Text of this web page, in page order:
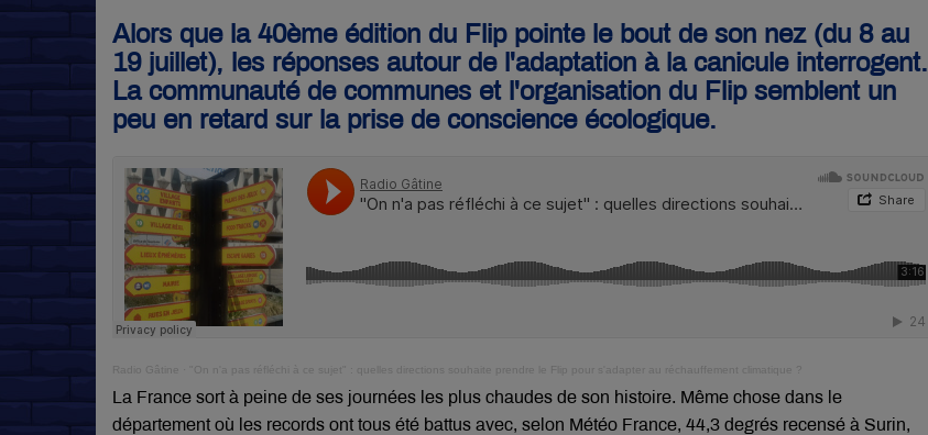
Alors que la 40ème édition du Flip pointe le bout de son nez (du 8 au
19 juillet), les réponses autour de l'adaptation à la canicule interrogent.
La communauté de communes et l'organisation du Flip semblent un
peu en retard sur la prise de conscience écologique.
Radio Gâtine "On n'a pas réfléchi à ce sujet" : quelles directions souhaite prendre le Flip pour s'adapter au réchauffement climatique ?
La France sort à peine de ses journées les plus chaudes de son histoire. Même chose dans le
département où les records ont tous été battus avec, selon Météo France, 44,3 degrés recensé à Surin,